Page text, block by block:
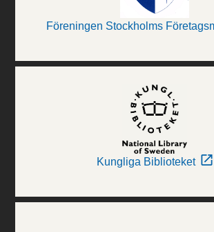
Föreningen Stockholms
Kungliga Biblioteket